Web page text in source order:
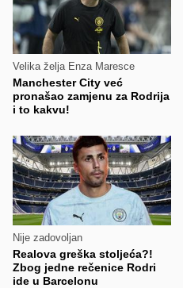
Velika želja Enza Maresce
Manchester City već
pronašao zamjenu za Rodrija
i to kakvu!
Nije zadovoljan
Realova greška stoljeća?!
Zbog jedne rečenice Rodri
ide u Barcelonu